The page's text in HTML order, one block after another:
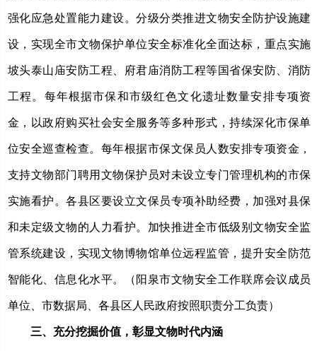
强化应急处置能力建设。分级分类推进文物安全防护设施建
设，实现全市文物保护单位安全标准化全面达标，重点实施
坡头泰山庙安防工程、府君庙消防工程等国省保安防、消防
工程。 每年根据市保和市级红色文化遗址数量安排专项资
金，以政府购买社会安全服务等多种形式，持续深化市保单
位安全巡查检查。每年根据市保文保员人数安排专项资金，
支持文物部门聘用文物保护员对未设立专门管理机构的市保
实施看护。各县区要设立文保员专项补助经费，加强对县保
和未定级文物的人力看护。 加快推进全市低级别文物安全监
管系统建设，实现文物博物馆单位远程监管，提升安全防范
智能化、信息化水平。 （ 阳泉市文物安全工作联席会议成员
单位、市数据局、各县区人民政府按照职责分工负责）
三、充分挖掘价值，彰显文物时代内涵